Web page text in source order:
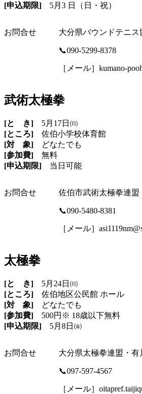
[申込期限] 5月3 日（日・祝）
お問合せ 大分県バウンドテニス
📞090-5299-8378
［メール］kumano-
武術太極拳
[と き] 5月17日㈰
[ところ] 佐伯小学校体育館
[対 象]
どなたでも
[参加費] 無料
[申込期限] 当日可能
お問合せ 佐伯市武術太極拳連盟
📞090-5480-8381
［メール］
太極拳
[と き] 5月24日㈰
[ところ] 佐伯地区公民館 ホール
[対 象]
どなたでも
[参加費] 500円※ 18歳以下無料
[申込期限] 5月8日㈮
お問合せ 大分県太極拳連盟・有
📞097-597-4567
［メール］